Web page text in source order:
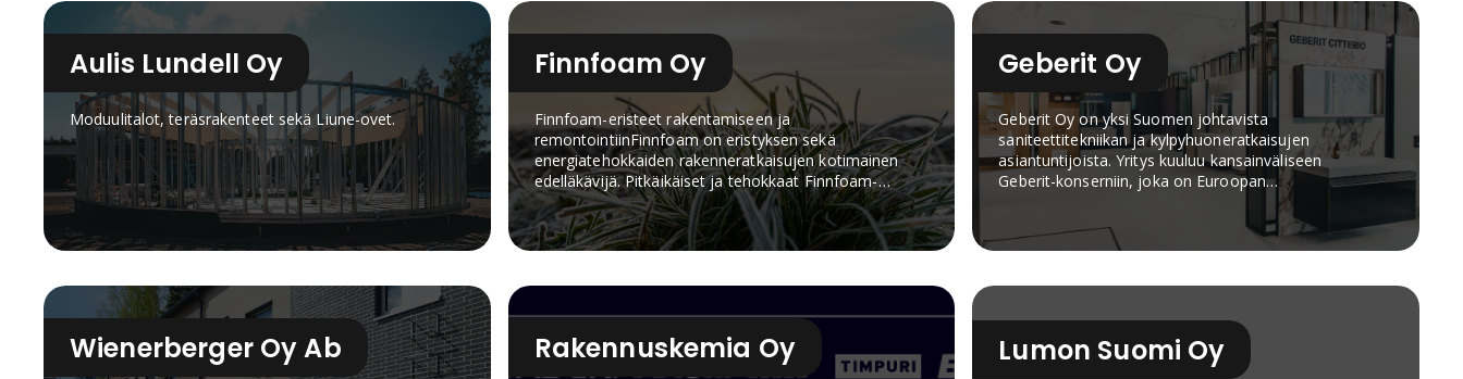
Aulis Lundell Oy
Moduulitalot, teräsrakenteet sekä Liune-ovet.
Finnfoam Oy
Finnfoam-eristeet rakentamiseen ja
remontointiinFinnfoam on eristyksen sekä
energiatehokkaiden rakenneratkaisujen kotimainen
edelläkävijä. Pitkäikäiset ja tehokkaat Finnfoam-
tuotteet auttavat vähentämään energiankulutusta
koko rakennuksen elinkaaren
ajan.Tuotevalikoimaan kuuluvat FINNFOAM XPS -
sekä Tulppa-märkätilalevyt. FINNFOAM XPS
kohteisiin, kuten routaeristykseen, alapohjiin ja
sokkeleihin. FF-PIR tarjoaa tehokkaan
lämmöneristyksen ohuella rakennepaksuudella
Geberit Oy
Geberit Oy on yksi Suomen johtavista
saniteettitekniikan ja kylpyhuoneratkaisujen
asiantuntijoista. Yritys kuuluu kansainväliseen
Geberit-konserniin, joka on Euroopan
markkinajohtaja saniteettituotteissa yli 150
vuoden kokemuksella. Suomessa Geberit
tunnetaan erityisesti Geberit- ja IDO-
ratkaisuja omakotitaloihin, taloyhtiöihin, julkisiin
korjausrakentamiseen.Geberitin valikoimaan
kuuluvat muun muassa piilohuuhtelusäiliöt, seinä-
WC, huuhtelupainikkeet, pesualtaat,
Wienerberger Oy Ab Rakennuskemia Oy Lumon Suomi Oy